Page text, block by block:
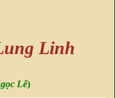
Linh
Lễ)